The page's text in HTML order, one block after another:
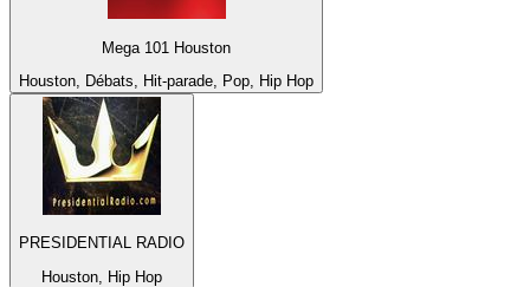
Mega 101 Houston
Houston, Débats, Hit-parade, Pop, Hip Hop
PRESIDENTIAL RADIO
Houston, Hip Hop